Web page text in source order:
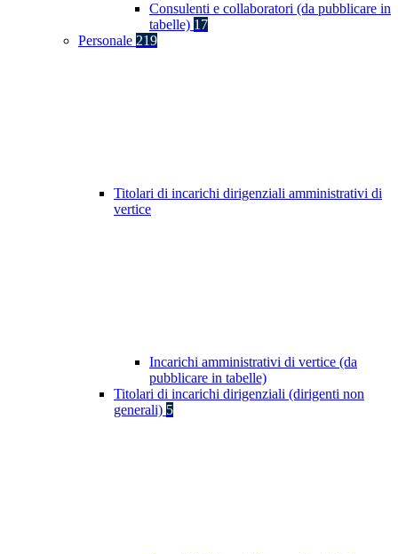
Consulenti e collaboratori (da pubblicare in
tabelle) 17
Personale 219
Titolari di incarichi dirigenziali amministrativi di
vertice
Incarichi amministrativi di vertice (da
pubblicare in tabelle)
Titolari di incarichi dirigenziali (dirigenti non
generali) 5